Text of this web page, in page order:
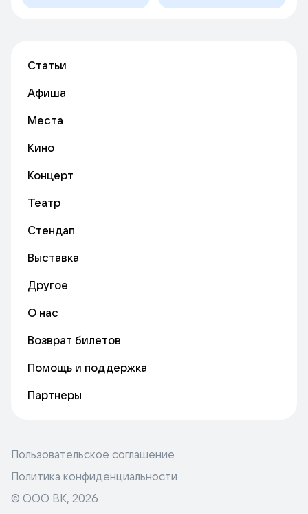
Статьи
Афиша
Места
Кино
Концерт
Театр
Стендап
Выставка
Другое
О нас
Возврат билетов
Помощь и поддержка
Партнеры
Пользовательское соглашение
Политика конфиденциальности
© ООО ВК, 2026